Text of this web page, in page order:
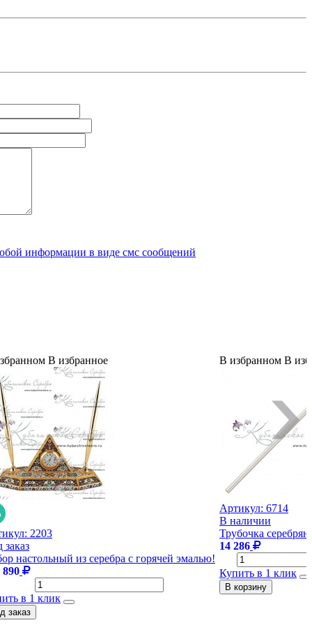
информации в виде смс сообщений
В избранное
2203
заказ
настольный из серебра с горячей эмалью!
890
в 1 клик
В избранном В
Артикул: 6714
В наличии
Трубочка
14 286
Купить в 1 клик